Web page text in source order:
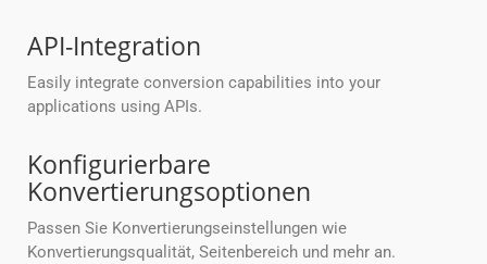
API-Integration
Easily integrate conversion capabilities into your
applications using APIs.
Konfigurierbare
Konvertierungsoptionen
Passen Sie Konvertierungseinstellungen wie
Konvertierungsqualität, Seitenbereich und mehr an.